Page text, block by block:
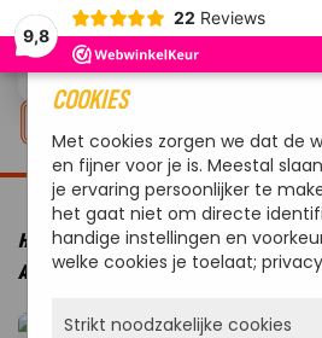
9,8
22 Reviews
Overslaan en naar de inhoud
HOME MERKEN OUTDOORCHEF
ACCESSOIRE KOOKSET HALVE MAAN SET
COOKIES
Met cookies zorgen we dat de
en fijner voor je is. Meestal
je ervaring persoonlijker te
het gaat niet om directe
handige instellingen en
welke cookies je toelaat;
Strikt noodzakelijke cookies